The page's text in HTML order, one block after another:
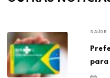
SAÚDE
para